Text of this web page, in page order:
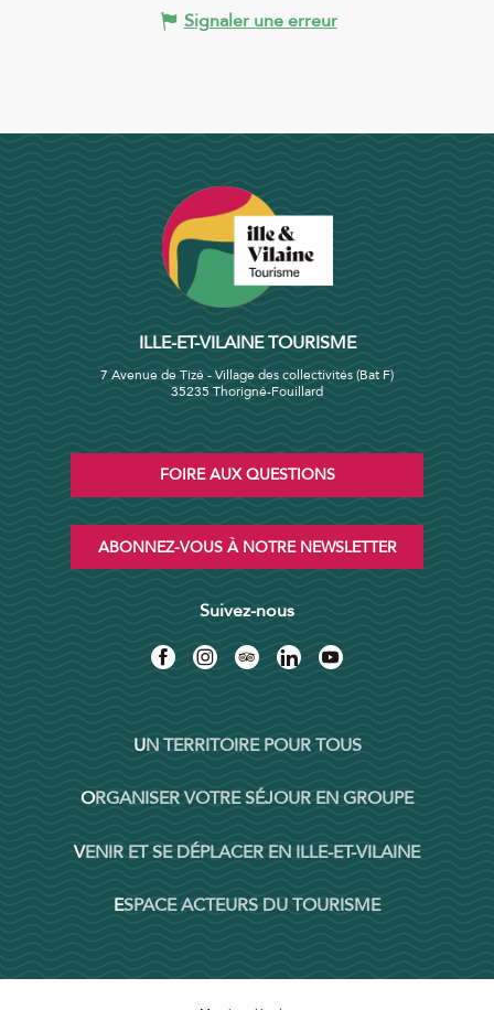
Signaler une erreur
ILLE-ET-VILAINE TOURISME
7 Avenue de Tizé - Village des collectivités (Bat F)
35235 Thorigné-Fouillard
FOIRE AUX QUESTIONS
ABONNEZ-VOUS À NOTRE NEWSLETTER
Suivez-nous
UN TERRITOIRE POUR TOUS
ORGANISER VOTRE SÉJOUR EN GROUPE
VENIR ET SE DÉPLACER EN ILLE-ET-VILAINE
ESPACE ACTEURS DU TOURISME